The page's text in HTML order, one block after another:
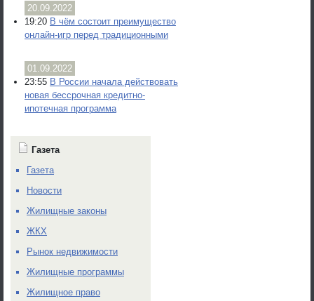
20.09.2022
19:20 В чём состоит преимущество
онлайн-игр перед традиционными
01.09.2022
23:55 В России начала действовать
новая бессрочная кредитно-
ипотечная программа
Газета
Газета
Новости
Жилищные законы
ЖКХ
Рынок недвижимости
Жилищные программы
Жилищное право